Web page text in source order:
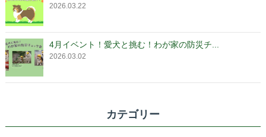
2026.03.22
4月イベント！愛犬と挑む！わが家の防災チ...
2026.03.02
カテゴリー